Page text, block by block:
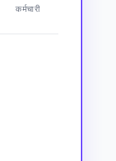
कर्मचारी